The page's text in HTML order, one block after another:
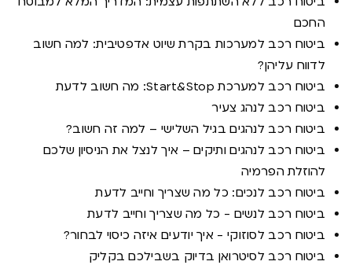
החכם
ביטוח רכב למערכות בקרת שיוט אדפטיבית: למה חשוב
לדווח עליהן?
ביטוח רכב למערכת Start&Stop: מה חשוב לדעת
ביטוח רכב לנהג צעיר
ביטוח רכב לנהגים בגיל השלישי – למה זה חשוב?
ביטוח רכב לנהגים ותיקים – איך לנצל את הניסיון שלכם
להוזלת הפרמיה
ביטוח רכב לנכים: כל מה שצריך וחייב לדעת
ביטוח רכב לנשים - כל מה שצריך וחייב לדעת
ביטוח רכב לסוזוקי - איך יודעים איזה כיסוי לבחור?
ביטוח רכב לסיטרואן בדיוק בשבילכם בקליק